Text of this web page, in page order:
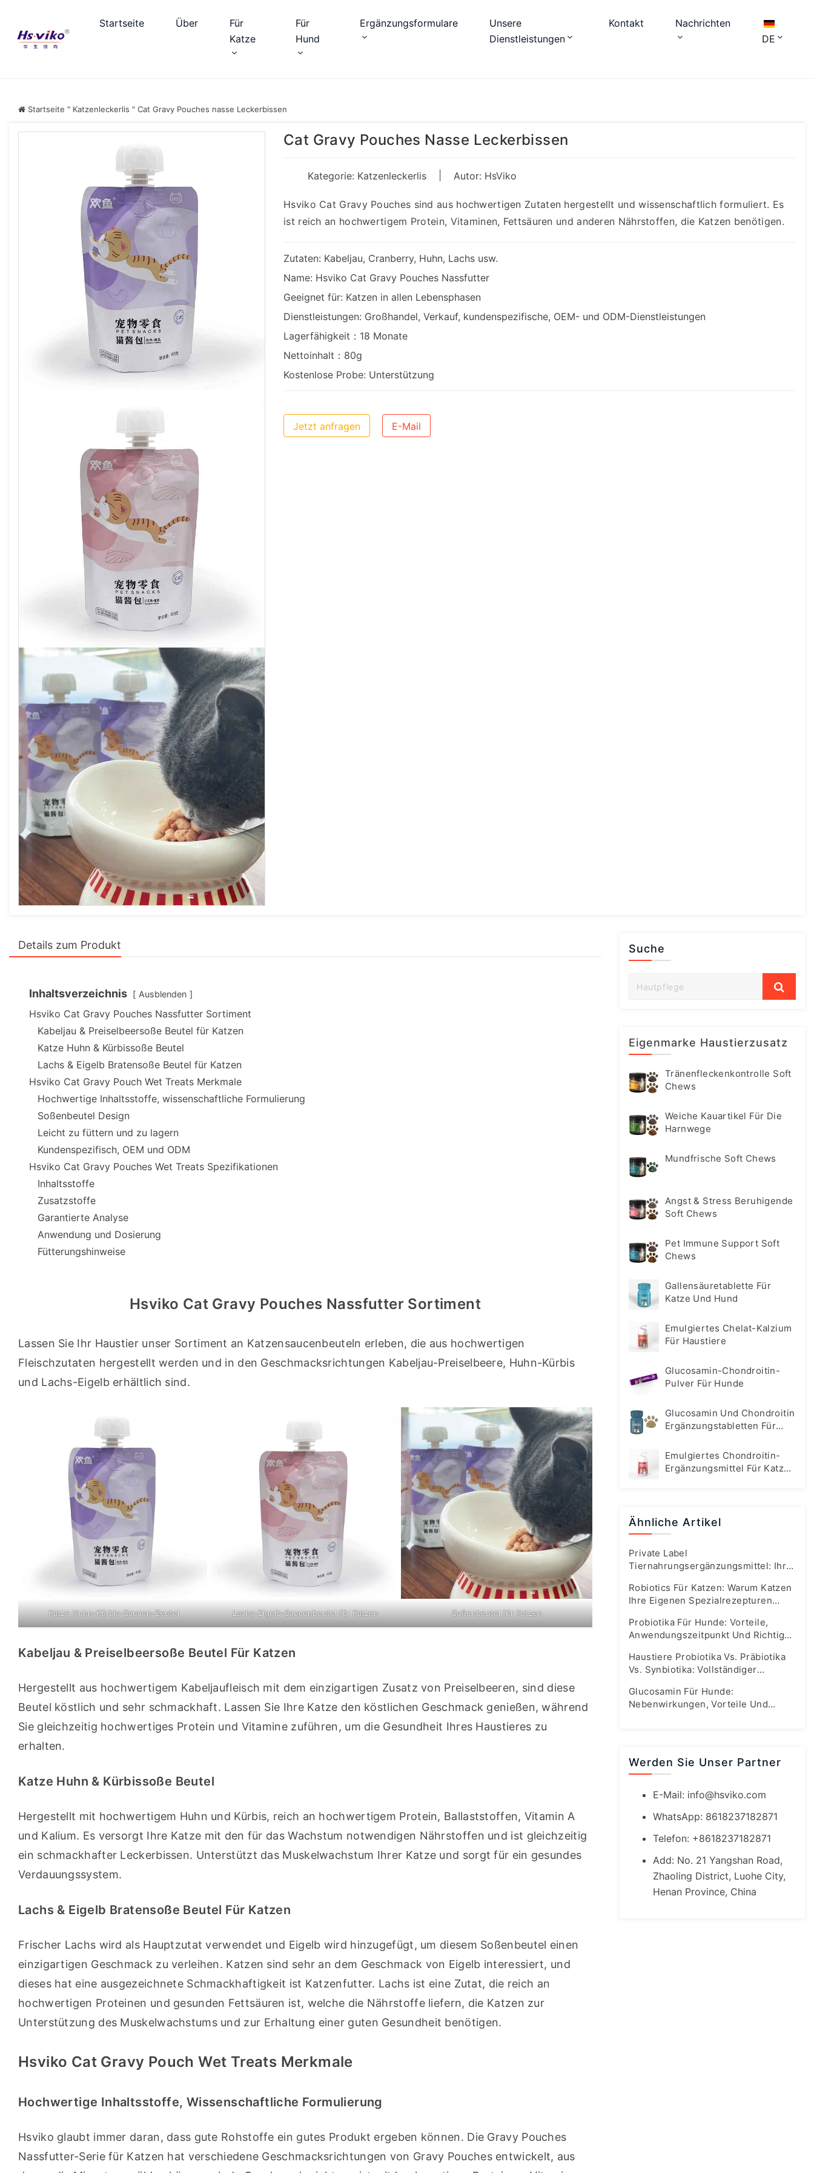
Startseite Über
Für
Katze
Für
Hund
Ergänzungsformulare
Unsere
Dienstleistungen
Kontakt
Nachrichten
DE
Startseite " Katzenleckerlis " Cat Gravy Pouches nasse Leckerbissen
Cat Gravy Pouches Nasse Leckerbissen
Kategorie: Katzenleckerlis Autor: HsViko
Hsviko Cat Gravy Pouches sind aus hochwertigen Zutaten hergestellt und wissenschaftlich formuliert. Es
ist reich an hochwertigem Protein, Vitaminen, Fettsäuren und anderen Nährstoffen, die Katzen benötigen.
Zutaten: Kabeljau, Cranberry, Huhn, Lachs usw.
Name: Hsviko Cat Gravy Pouches Nassfutter
Geeignet für: Katzen in allen Lebensphasen
Dienstleistungen: Großhandel, Verkauf, kundenspezifische, OEM- und ODM-Dienstleistungen
Lagerfähigkeit：18 Monate
Nettoinhalt：80g
Kostenlose Probe: Unterstützung
Jetzt anfragen E-Mail
Details zum Produkt
Inhaltsverzeichnis Ausblenden
Hsviko Cat Gravy Pouches Nassfutter Sortiment
Kabeljau & Preiselbeersoße Beutel für Katzen
Katze Huhn & Kürbissoße Beutel
Lachs & Eigelb Bratensoße Beutel für Katzen
Hsviko Cat Gravy Pouch Wet Treats Merkmale
Hochwertige Inhaltsstoffe, wissenschaftliche Formulierung
Soßenbeutel Design
Leicht zu füttern und zu lagern
Kundenspezifisch, OEM und ODM
Hsviko Cat Gravy Pouches Wet Treats Spezifikationen
Inhaltsstoffe
Zusatzstoffe
Garantierte Analyse
Anwendung und Dosierung
Fütterungshinweise
Hsviko Cat Gravy Pouches Nassfutter Sortiment
Lassen Sie Ihr Haustier unser Sortiment an Katzensaucenbeuteln erleben, die aus hochwertigen
Fleischzutaten hergestellt werden und in den Geschmacksrichtungen Kabeljau-Preiselbeere, Huhn-Kürbis
und Lachs-Eigelb erhältlich sind.
Katze Huhn-Kürbis-Saucen-Beutel Lachs-Eigelb-Saucenbeutel für Katzen Soßenbeutel für Katzen
Kabeljau & Preiselbeersoße Beutel Für Katzen
Hergestellt aus hochwertigem Kabeljaufleisch mit dem einzigartigen Zusatz von Preiselbeeren, sind diese
Beutel köstlich und sehr schmackhaft. Lassen Sie Ihre Katze den köstlichen Geschmack genießen, während
Sie gleichzeitig hochwertiges Protein und Vitamine zuführen, um die Gesundheit Ihres Haustieres zu
erhalten.
Katze Huhn & Kürbissoße Beutel
Hergestellt mit hochwertigem Huhn und Kürbis, reich an hochwertigem Protein, Ballaststoffen, Vitamin A
und Kalium. Es versorgt Ihre Katze mit den für das Wachstum notwendigen Nährstoffen und ist gleichzeitig
ein schmackhafter Leckerbissen. Unterstützt das Muskelwachstum Ihrer Katze und sorgt für ein gesundes
Verdauungssystem.
Lachs & Eigelb Bratensoße Beutel Für Katzen
Frischer Lachs wird als Hauptzutat verwendet und Eigelb wird hinzugefügt, um diesem Soßenbeutel einen
einzigartigen Geschmack zu verleihen. Katzen sind sehr an dem Geschmack von Eigelb interessiert, und
dieses hat eine ausgezeichnete Schmackhaftigkeit ist Katzenfutter. Lachs ist eine Zutat, die reich an
hochwertigen Proteinen und gesunden Fettsäuren ist, welche die Nährstoffe liefern, die Katzen zur
Unterstützung des Muskelwachstums und zur Erhaltung einer guten Gesundheit benötigen.
Hsviko Cat Gravy Pouch Wet Treats Merkmale
Hochwertige Inhaltsstoffe, Wissenschaftliche Formulierung
Hsviko glaubt immer daran, dass gute Rohstoffe ein gutes Produkt ergeben können. Die Gravy Pouches
Nassfutter-Serie für Katzen hat verschiedene Geschmacksrichtungen von Gravy Pouches entwickelt, aus
Suche
Eigenmarke Haustierzusatz
Tränenfleckenkontrolle Soft
Chews
Weiche Kauartikel Für Die
Harnwege
Mundfrische Soft Chews
Angst & Stress Beruhigende
Soft Chews
Pet Immune Support Soft
Chews
Gallensäuretablette Für
Katze Und Hund
Emulgiertes Chelat-Kalzium
Für Haustiere
Glucosamin-Chondroitin-
Pulver Für Hunde
Glucosamin Und Chondroitin
Ergänzungstabletten Für
Emulgiertes Chondroitin-
Ergänzungsmittel Für Katzen
Ähnliche Artikel
Private Label
Tiernahrungsergänzungsmittel: Ihr
Boomenden Markt Von Heute
Robiotics Für Katzen: Warum Katzen
Ihre Eigenen Spezialrezepturen
Probiotika Für Hunde: Vorteile,
Anwendungszeitpunkt Und Richtige
Haustiere Probiotika Vs. Präbiotika
Vs. Synbiotika: Vollständiger
Glucosamin Für Hunde:
Nebenwirkungen, Vorteile Und
Werden Sie Unser Partner
E-Mail: info@hsviko.com
WhatsApp: 8618237182871
Telefon: +8618237182871
Add: No. 21 Yangshan Road,
Zhaoling District, Luohe City,
Henan Province, China